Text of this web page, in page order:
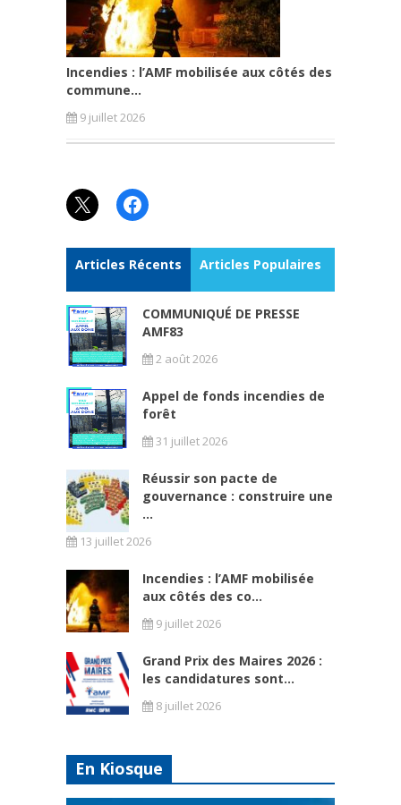
Incendies : l’AMF mobilisée aux côtés des
commune...
9 juillet 2026
X Facebook
Articles Récents Articles Populaires
COMMUNIQUÉ DE PRESSE
AMF83
2 août 2026
Appel de fonds incendies de
forêt
31 juillet 2026
Réussir son pacte de
gouvernance : construire une
...
13 juillet 2026
Incendies : l’AMF mobilisée
aux côtés des co...
9 juillet 2026
Grand Prix des Maires 2026 :
les candidatures sont...
8 juillet 2026
En Kiosque